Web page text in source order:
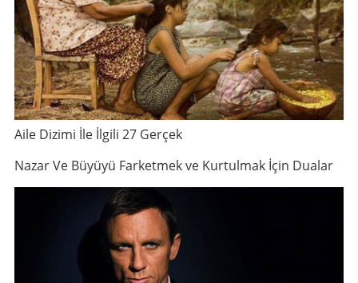
Aile Dizimi İle İlgili 27 Gerçek
Nazar Ve Büyüyü Farketmek ve Kurtulmak İçin Dualar